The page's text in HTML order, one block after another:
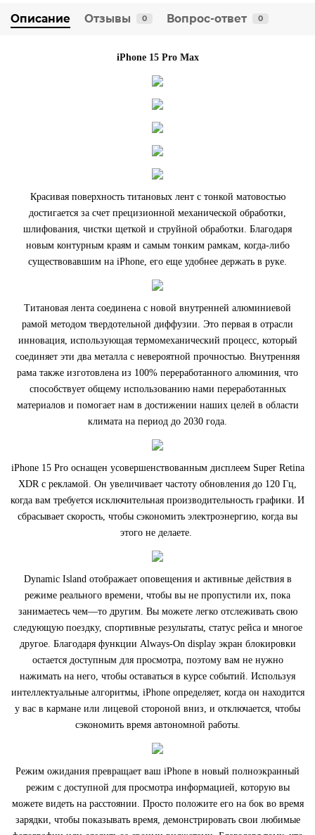
Описание Отзывы 0 Вопрос-ответ 0
iPhone 15 Pro Max
Красивая поверхность титановых лент с тонкой матовостью
достигается за счет прецизионной механической обработки,
шлифования, чистки щеткой и струйной обработки. Благодаря
новым контурным краям и самым тонким рамкам, когда-либо
существовавшим на iPhone, его еще удобнее держать в руке.
Титановая лента соединена с новой внутренней алюминиевой
рамой методом твердотельной диффузии. Это первая в отрасли
инновация, использующая термомеханический процесс, который
соединяет эти два металла с невероятной прочностью. Внутренняя
рама также изготовлена из 100% переработанного алюминия, что
способствует общему использованию нами переработанных
материалов и помогает нам в достижении наших целей в области
климата на период до 2030 года.
iPhone 15 Pro оснащен усовершенствованным дисплеем Super Retina
XDR с рекламой. Он увеличивает частоту обновления до 120 Гц,
когда вам требуется исключительная производительность графики. И
сбрасывает скорость, чтобы сэкономить электроэнергию, когда вы
этого не делаете.
Dynamic Island отображает оповещения и активные действия в
режиме реального времени, чтобы вы не пропустили их, пока
занимаетесь чем—то другим. Вы можете легко отслеживать свою
следующую поездку, спортивные результаты, статус рейса и многое
другое. Благодаря функции Always-On display экран блокировки
остается доступным для просмотра, поэтому вам не нужно
нажимать на него, чтобы оставаться в курсе событий. Используя
интеллектуальные алгоритмы, iPhone определяет, когда он находится
у вас в кармане или лицевой стороной вниз, и отключается, чтобы
сэкономить время автономной работы.
Режим ожидания превращает ваш iPhone в новый полноэкранный
режим с доступной для просмотра информацией, которую вы
можете видеть на расстоянии. Просто положите его на бок во время
зарядки, чтобы показывать время, демонстрировать свои любимые